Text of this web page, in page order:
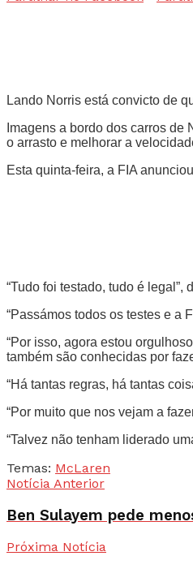
Lando Norris está convicto de
Imagens a bordo dos carros
o arrasto e melhorar a
Esta quinta-feira, a FIA
“Tudo foi testado, tudo é
“Passámos todos os testes e a
“Por isso, agora estou
também são conhecidas por
“Há tantas regras, há tantas
“Por muito que nos vejam a
“Talvez não tenham liderado
Temas: McLaren
Notícia Anterior
Ben Sulayem pede
Próxima Notícia